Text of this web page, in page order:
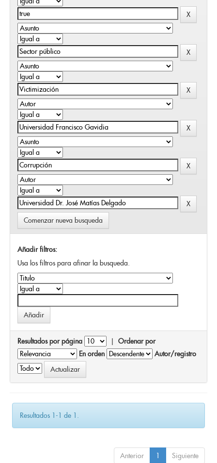
Comenzar nueva busqueda
Añadir filtros:
Usa los filtros para afinar la busqueda.
Resultados por página | Ordenar por
En orden
Autor/registro
Resultados 1-1 de 1.
Anterior 1 Siguiente